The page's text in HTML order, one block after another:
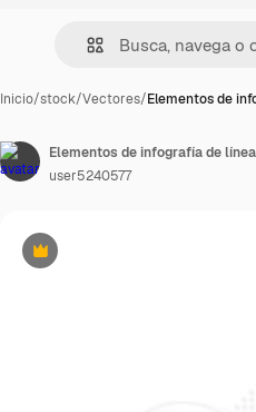
Inicio/stock/Vectores/Elementos de
Premium
Elementos de infografía de
user5240577